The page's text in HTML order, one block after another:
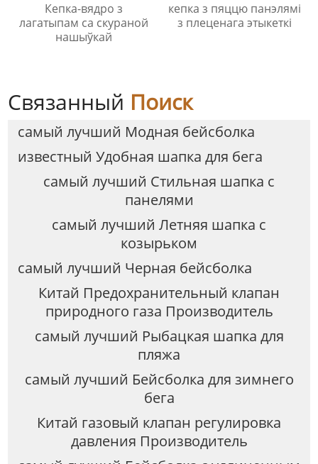
Кепка-вядро з
лагатыпам са скураной
нашыўкай
кепка з пяццю панэлямі
з плеценага этыкеткі
Связанный Поиск
самый лучший Модная бейсболка
известный Удобная шапка для бега
самый лучший Стильная шапка с
панелями
самый лучший Летняя шапка с
козырьком
самый лучший Черная бейсболка
Китай Предохранительный клапан
природного газа Производитель
самый лучший Рыбацкая шапка для
пляжа
самый лучший Бейсболка для зимнего
бега
Китай газовый клапан регулировка
давления Производитель